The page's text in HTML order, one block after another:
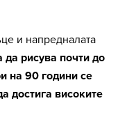
и напредналата
рисува почти до
на 90 години се
достига високите